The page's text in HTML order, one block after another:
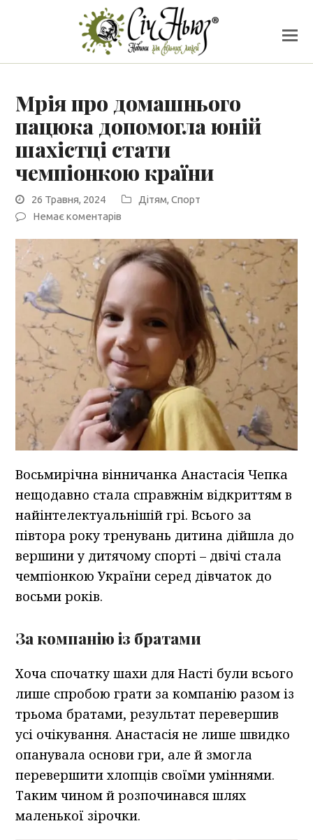
Мрія про домашнього
пацюка допомогла юній
шахістці стати
чемпіонкою країни
26 Травня, 2024 Дітям,Спорт
Немає коментарів
Восьмирічна вінничанка Анастасія Чепка
нещодавно стала справжнім відкриттям в
найінтелектуальнішій грі. Всього за
півтора року тренувань дитина дійшла до
вершини у дитячому спорті – двічі стала
чемпіонкою України серед дівчаток до
восьми років.
За компанію із братами
Хоча спочатку шахи для Насті були всього
лише спробою грати за компанію разом із
трьома братами, результат перевершив
усі очікування. Анастасія не лише швидко
опанувала основи гри, але й змогла
перевершити хлопців своїми уміннями.
Таким чином й розпочинався шлях
маленької зірочки.